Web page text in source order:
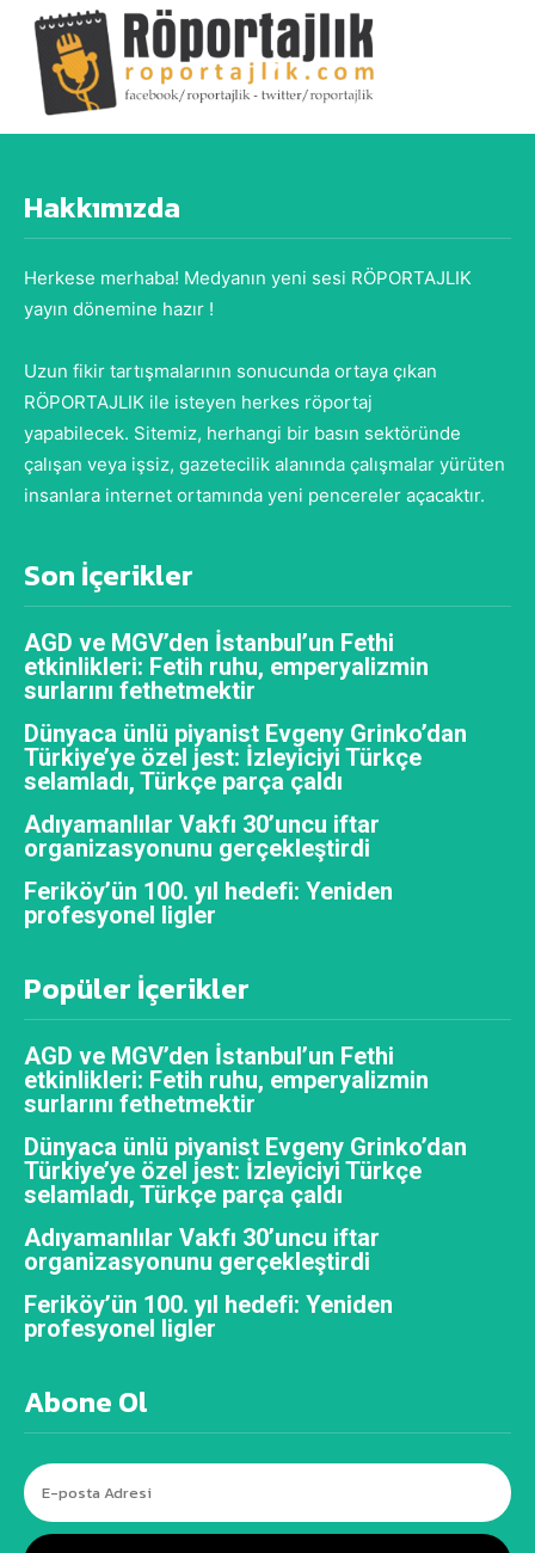
Hakkımızda
Herkese merhaba! Medyanın yeni sesi RÖPORTAJLIK
yayın dönemine hazır !
Uzun fikir tartışmalarının sonucunda ortaya çıkan
RÖPORTAJLIK ile isteyen herkes röportaj
yapabilecek. Sitemiz, herhangi bir basın sektöründe
çalışan veya işsiz, gazetecilik alanında çalışmalar yürüten
insanlara internet ortamında yeni pencereler açacaktır.
Son İçerikler
AGD ve MGV’den İstanbul’un Fethi
etkinlikleri: Fetih ruhu, emperyalizmin
surlarını fethetmektir
Dünyaca ünlü piyanist Evgeny Grinko’dan
Türkiye’ye özel jest: İzleyiciyi Türkçe
selamladı, Türkçe parça çaldı
Adıyamanlılar Vakfı 30’uncu iftar
organizasyonunu gerçekleştirdi
Feriköy’ün 100. yıl hedefi: Yeniden
profesyonel ligler
Popüler İçerikler
AGD ve MGV’den İstanbul’un Fethi
etkinlikleri: Fetih ruhu, emperyalizmin
surlarını fethetmektir
Dünyaca ünlü piyanist Evgeny Grinko’dan
Türkiye’ye özel jest: İzleyiciyi Türkçe
selamladı, Türkçe parça çaldı
Adıyamanlılar Vakfı 30’uncu iftar
organizasyonunu gerçekleştirdi
Feriköy’ün 100. yıl hedefi: Yeniden
profesyonel ligler
Abone Ol